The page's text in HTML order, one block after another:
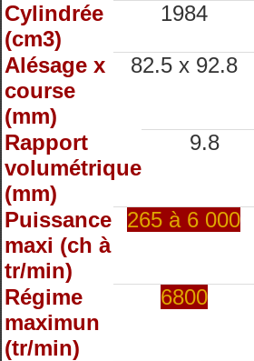
Cylindrée
(cm3)
1984
Alésage x
course
(mm)
82.5 x 92.8
Rapport
volumétrique
(mm)
9.8
Puissance
maxi (ch à
tr/min)
265 à 6 000
Régime
maximun
(tr/min)
6800